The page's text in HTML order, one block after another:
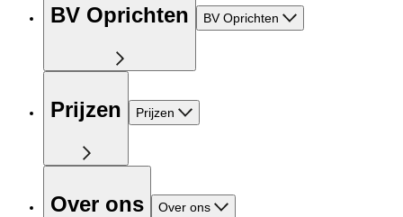
BV Oprichten BV Oprichten
Prijzen Prijzen
Over ons Over ons